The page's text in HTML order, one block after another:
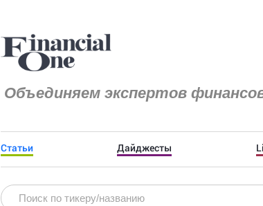
Объединяем экспертов
Статьи Дайджесты